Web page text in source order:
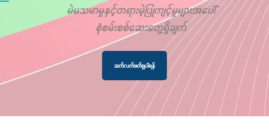
မဲမသမာမှုနှင့်တရားမဲ့ပြုကျင့်မှုများအပေါ်
စုံစမ်းစစ်ဆေးတွေ့ရှိချက်
ဆက်လက်ဖတ်ရှုပါရန်